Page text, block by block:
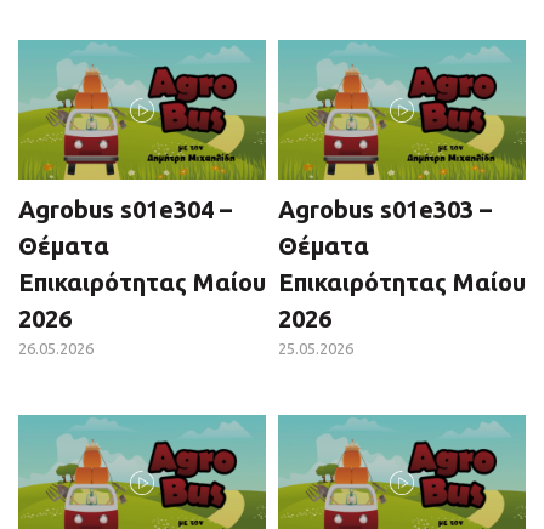
Agrobus s01e304 –
Θέματα
Επικαιρότητας Μαίου
2026
26.05.2026
Agrobus s01e303 –
Θέματα
Επικαιρότητας Μαίου
2026
25.05.2026